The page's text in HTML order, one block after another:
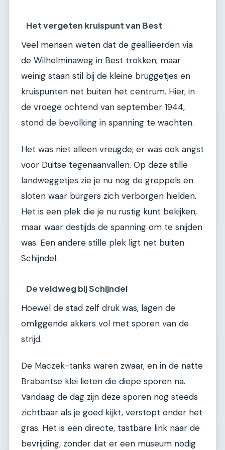
Het vergeten kruispunt van Best
Veel mensen weten dat de geallieerden via
de Wilhelminaweg in Best trokken, maar
weinig staan stil bij de kleine bruggetjes en
kruispunten net buiten het centrum. Hier, in
de vroege ochtend van september 1944,
stond de bevolking in spanning te wachten.
Het was niet alleen vreugde; er was ook angst
voor Duitse tegenaanvallen. Op deze stille
landweggetjes zie je nu nog de greppels en
sloten waar burgers zich verborgen hielden.
Het is een plek die je nu rustig kunt bekijken,
maar waar destijds de spanning om te snijden
was. Een andere stille plek ligt net buiten
Schijndel.
De veldweg bij Schijndel
Hoewel de stad zelf druk was, lagen de
omliggende akkers vol met sporen van de
strijd.
De Maczek-tanks waren zwaar, en in de natte
Brabantse klei lieten die diepe sporen na.
Vandaag de dag zijn deze sporen nog steeds
zichtbaar als je goed kijkt, verstopt onder het
gras. Het is een directe, tastbare link naar de
bevrijding, zonder dat er een museum nodig